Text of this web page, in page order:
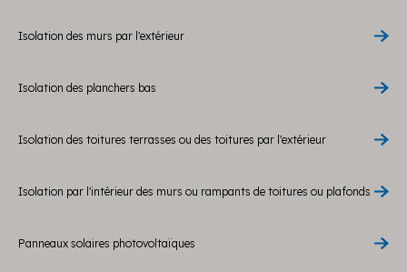
Isolation des murs par l'extérieur
Isolation des planchers bas
Isolation des toitures terrasses ou des toitures par l'extérieur
Isolation par l'intérieur des murs ou rampants de toitures ou plafonds
Panneaux solaires photovoltaïques